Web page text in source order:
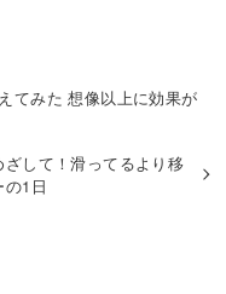
てみた 想像以上に効果が
して！滑ってるより移
1日